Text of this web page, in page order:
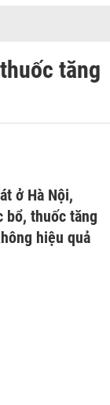
tăng
ở Hà Nội,
bổ, thuốc tăng
hiệu quả